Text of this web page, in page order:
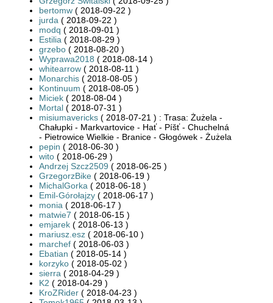
bertomw ( 2018-09-22 )
jurda ( 2018-09-22 )
modq ( 2018-09-01 )
Estilia ( 2018-08-29 )
grzebo ( 2018-08-20 )
Wyprawa2018 ( 2018-08-14 )
whitearrow ( 2018-08-11 )
Monarchis ( 2018-08-05 )
Kontinuum ( 2018-08-05 )
Miciek ( 2018-08-04 )
Mortal ( 2018-07-31 )
misiumavericks ( 2018-07-21 ) : Trasa: Żużela -
Chałupki - Markvartovice - Hať - Píšť - Chuchelná
- Pietrowice Wielkie - Branice - Głogówek - Żużela
pepin ( 2018-06-30 )
wito ( 2018-06-29 )
Andrzej Szcz2509 ( 2018-06-25 )
GrzegorzBike ( 2018-06-19 )
MichalGorka ( 2018-06-18 )
Emil-Górołajzy ( 2018-06-17 )
monia ( 2018-06-17 )
matwie7 ( 2018-06-15 )
emjarek ( 2018-06-13 )
mariusz.esz ( 2018-06-10 )
marchef ( 2018-06-03 )
Ebatian ( 2018-05-14 )
korzyko ( 2018-05-02 )
sierra ( 2018-04-29 )
K2 ( 2018-04-29 )
KroZRider ( 2018-04-23 )